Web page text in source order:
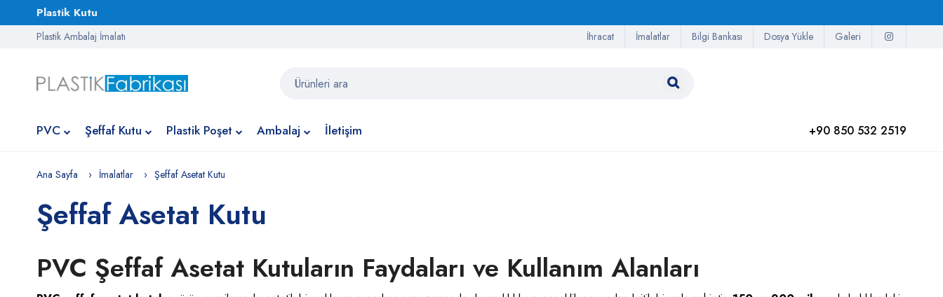
Plastik Kutu
Plastik Ambalaj İmalatı İhracat İmalatlar Bilgi Bankası Dosya Yükle Galeri
PVC Şeffaf Kutu Plastik Poşet Ambalaj İletişim +90 850 532 2519
Ana Sayfa İmalatlar Şeffaf Asetat Kutu
Şeffaf Asetat Kutu
PVC Şeffaf Asetat Kutuların Faydaları ve Kullanım Alanları